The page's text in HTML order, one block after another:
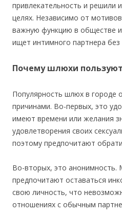
привлекательность и решили
целях. Независимо от
важную функцию в обществе
ищет интимного партнера без
Почему шлюхи
Популярность шлюх в городе
причинами. Во-первых, это
имеют времени или желания
удовлетворения своих
поэтому предпочитают
Во-вторых, это анонимность.
предпочитают оставаться
свою личность, что
отношениях с обычным